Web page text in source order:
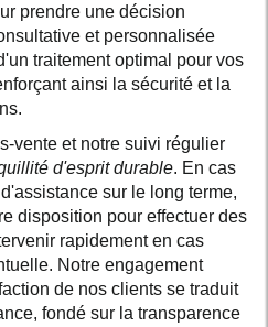
prendre une décision
et personnalisée
traitement optimal pour vos
ainsi la sécurité et la
vente et notre suivi régulier
d'esprit durable. En cas
sur le long terme,
disposition pour effectuer des
rapidement en cas
Notre engagement
de nos clients se traduit
fondé sur la transparence